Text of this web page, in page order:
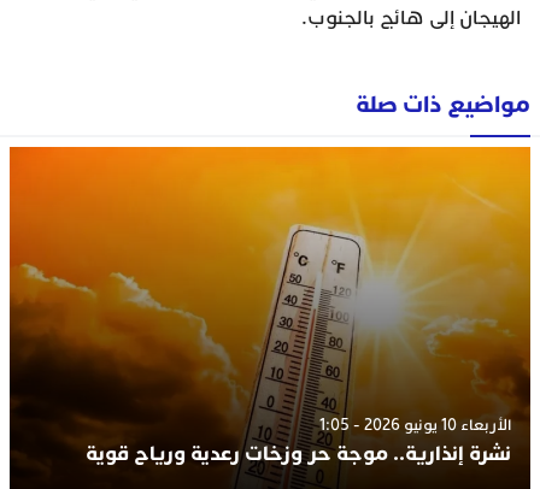
الهيجان إلى هائج بالجنوب.
مواضيع ذات صلة
الأربعاء 10 يونيو 2026 - 1:05
نشرة إنذارية.. موجة حر وزخات رعدية ورياح قوية